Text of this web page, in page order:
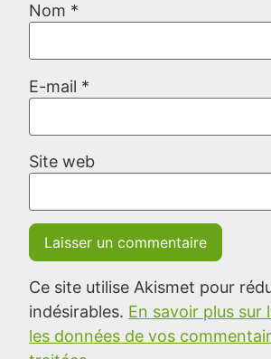
Nom *
E-mail *
Site web
Ce site utilise Akismet pour
indésirables. En savoir plus sur
les données de vos